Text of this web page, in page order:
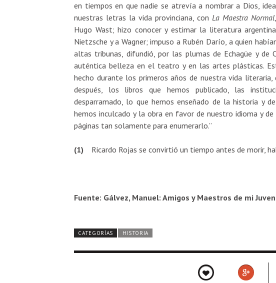
en tiempos en que nadie se atrevía a nombrar a Dios,
nuestras letras la vida provinciana, conLa Maestra Normal
Hugo Wast; hizo conocer y estimar la literatura
Nietzsche y a Wagner; impuso a Rubén Darío, a quien
altas tribunas, difundió, por las plumas de Echagüe y de
auténtica belleza en el teatro y en las artes plásticas.
hecho durante los primeros años de nuestra vida
después, los libros que hemos publicado, las
desparramado, lo que hemos enseñado de la historia y
hemos inculcado y la obra en favor de nuestro idioma y
páginas tan solamente para enumerarlo.”
(1) Ricardo Rojas se convirtió un tiempo antes de morir,
Fuente: Gálvez, Manuel: Amigos y Maestros de mi
CATEGORÍAS HISTORIA